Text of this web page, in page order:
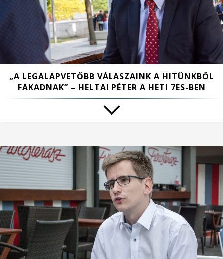
„A LEGALAPVETŐBB VÁLASZAINK A HITÜNKBŐL
FAKADNAK” – HELTAI PÉTER A HETI 7ES-BEN